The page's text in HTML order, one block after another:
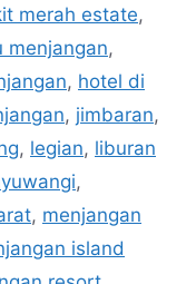
merah estate,
menjangan,
, hotel di
, jimbaran,
, legian, liburan
,
, menjangan
island